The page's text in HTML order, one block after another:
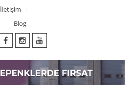
İletişim
Blog